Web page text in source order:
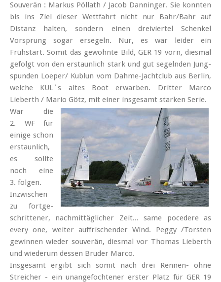
Souverän : Markus Pöllath / Jacob Danninger. Sie konnten
bis ins Ziel dieser Wett­fahrt nicht nur Bahr/Bahr auf
Distanz halten, sondern einen dreiviertel Schenkel
Vorsprung sogar ersegeln. Nur, es war leider ein
Frühstart. Somit das gewohnte Bild, GER 19 vorn, diesmal
gefolgt von den erstaunlich stark und gut segelnden Jung­
spunden Loeper/ Kublun vom Dahme-Jachtclub aus Berlin,
welche KUL`s altes Boot erwarben. Dritter Marco
Lieberth / Mario Götz, mit einer insgesamt starken Serie.
War die
2. WF für
einige schon
erstaunlich,
es sollte
noch eine
3. folgen.
Inzwischen
zu fort­ge­
schrittener, nach­mittäg­licher Zeit... same pocedere as
every one, weiter auffrischender Wind. Peggy /Torsten
gewinnen wieder souverän, diesmal vor Thomas Lieberth
und wiederum dessen Bruder Marco.
Insgesamt ergibt sich somit nach drei Rennen- ohne
Streicher - ein unange­fochtener erster Platz für GER 19